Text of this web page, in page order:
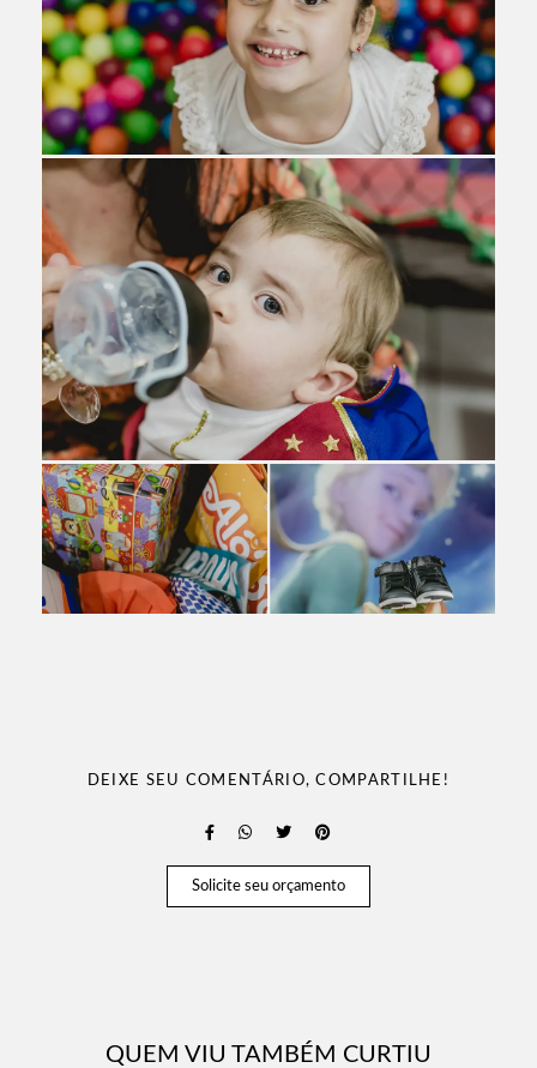
DEIXE SEU COMENTÁRIO, COMPARTILHE!
Solicite seu orçamento
QUEM VIU TAMBÉM CURTIU